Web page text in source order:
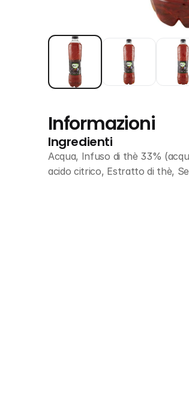
Informazioni
Ingredienti
Acqua, Infuso di thè 33%
acido citrico, Estratto di thè,